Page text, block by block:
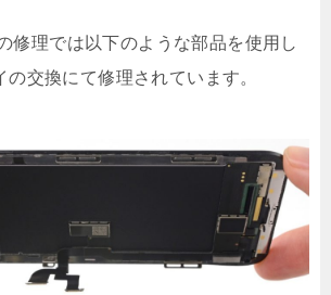
理では以下のような部品を使用し
の交換にて修理されています。